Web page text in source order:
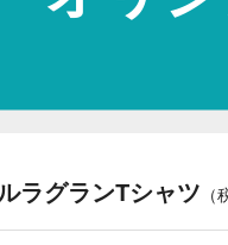
ラグランTシャツ （